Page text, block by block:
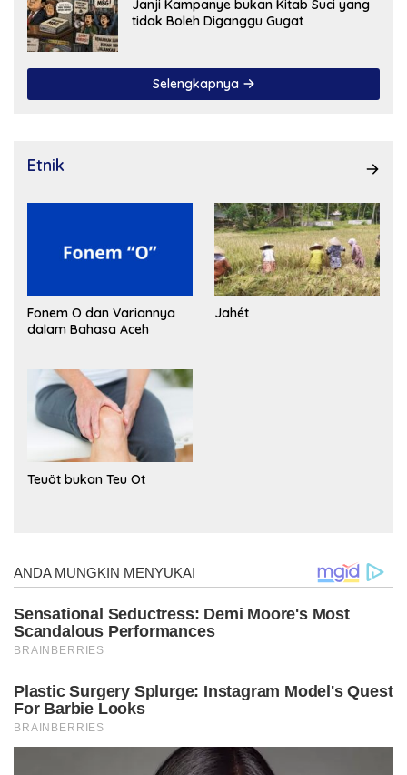
Janji Kampanye bukan Kitab Suci yang
tidak Boleh Diganggu Gugat
Selengkapnya
Etnik
Fonem O dan Variannya
dalam Bahasa Aceh
Jahét
Teuöt bukan Teu Ot